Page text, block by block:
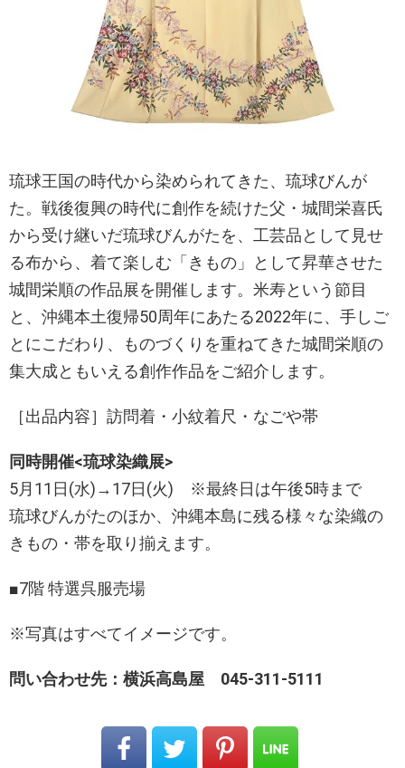
琉球王国の時代から染められてきた、琉球びんが
た。戦後復興の時代に創作を続けた父・城間栄喜氏
から受け継いだ琉球びんがたを、工芸品として見せ
る布から、着て楽しむ「きもの」として昇華させた
城間栄順の作品展を開催します。米寿という節目
と、沖縄本土復帰50周年にあたる2022年に、手しご
とにこだわり、ものづくりを重ねてきた城間栄順の
集大成ともいえる創作作品をご紹介します。
［出品内容］訪問着・小紋着尺・なごや帯
同時開催<琉球染織展>
5月11日(水)→17日(火) ※最終日は午後5時まで
琉球びんがたのほか、沖縄本島に残る様々な染織の
きもの・帯を取り揃えます。
■7階 特選呉服売場
※写真はすべてイメージです。
問い合わせ先：横浜高島屋 045-311-5111